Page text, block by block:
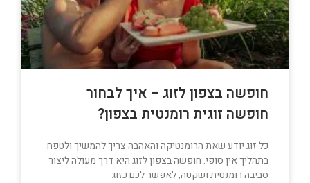
חופשה בצפון לזוג – איך לבחור
חופשה זוגית רומנטית בצפון?
כל זוג יודע שאת הרומנטיקה והאהבה צריך להמשיך ולטפח
בתהליך אין סופי. חופשה בצפון לזוג היא דרך מעולה ליצור
סביבה רומנטית ושקטה, לאפשר לכם כזוג